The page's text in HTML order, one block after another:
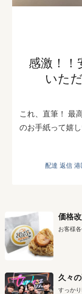
感激！！
いた
これ、直筆！ 最
のお手紙って嬉
配達 返信 港
価格
お客様
久々
すっか